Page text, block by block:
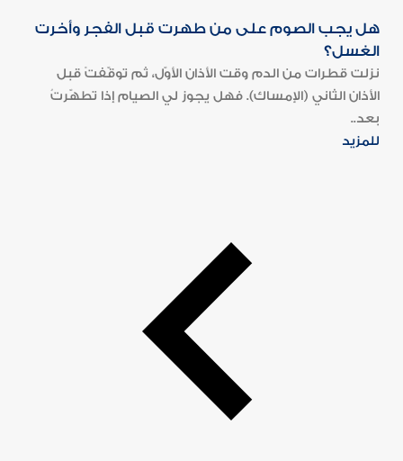
هل يجب الصوم على من طهرت قبل الفجر وأخرت
الغسل؟
نزلت قطرات من الدم وقت الأذان الأوّل، ثم توقّفتْ قبل
الأذان الثاني (الإمساك). فهل يجوز لي الصيام إذا تطهّرتُ
بعد..
للمزيد